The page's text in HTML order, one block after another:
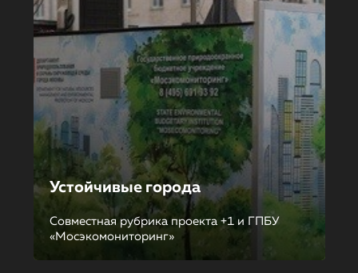
Устойчивые города
Совместная рубрика проекта +1 и ГПБУ
«Мосэкомониторинг»